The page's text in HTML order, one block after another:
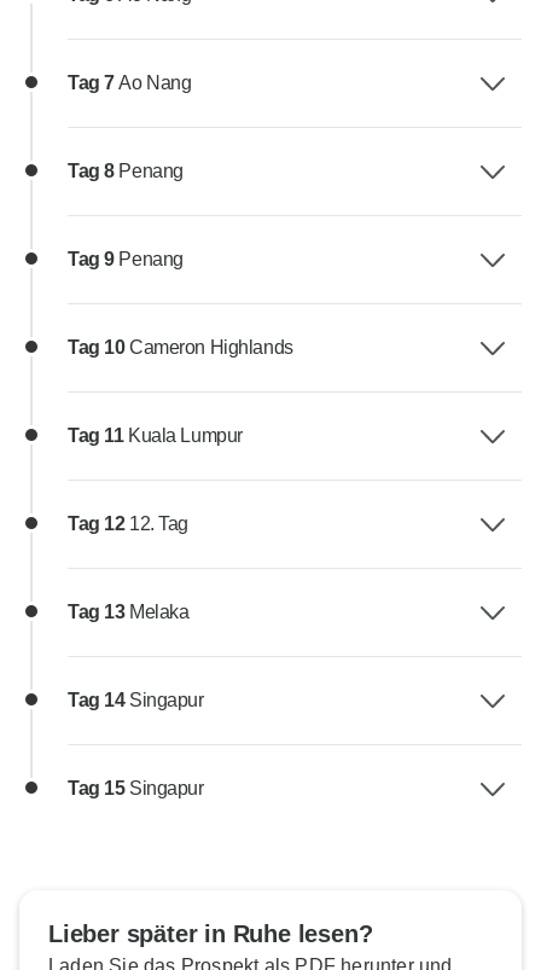
Tag 7Ao Nang
Tag 8 Penang
Tag 9 Penang
Tag 10Cameron Highlands
Tag 11 Kuala Lumpur
Tag 12 12. Tag
Tag 13 Melaka
Tag 14 Singapur
Tag 15 Singapur
Lieber später in Ruhe lesen?